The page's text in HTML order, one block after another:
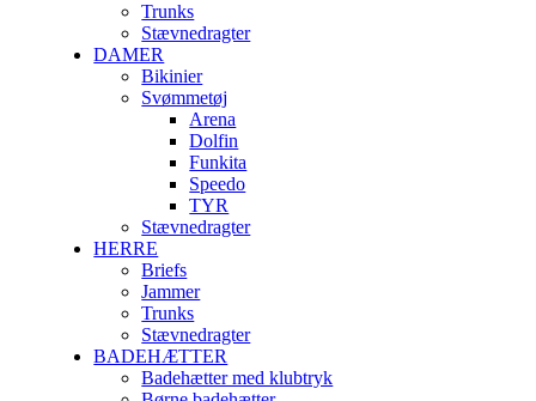
Trunks
Stævnedragter
DAMER
Bikinier
Svømmetøj
Arena
Dolfin
Funkita
Speedo
TYR
Stævnedragter
HERRE
Briefs
Jammer
Trunks
Stævnedragter
BADEHÆTTER
Badehætter med klubtryk